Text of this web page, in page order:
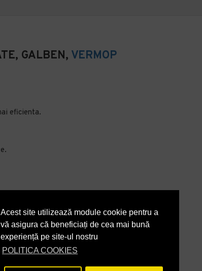
Acest site utilizează module cookie pentru a
vă asigura că beneficiați de cea mai bună
experiență pe site-ul nostru
POLITICA COOKIES
GALBEN, VERMOP
eficienta.